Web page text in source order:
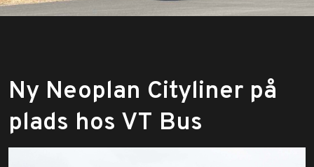
Ny Neoplan Cityliner på
plads hos VT Bus